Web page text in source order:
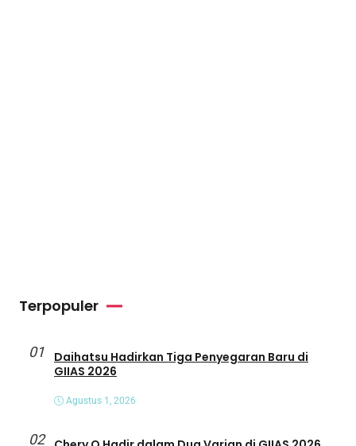
Terpopuler
01
Daihatsu Hadirkan Tiga Penyegaran Baru di
GIIAS 2026
Agustus 1, 2026
02